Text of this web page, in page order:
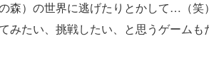
森）の世界に逃げたりとかして…（笑
みたい、挑戦したい、と思うゲーム